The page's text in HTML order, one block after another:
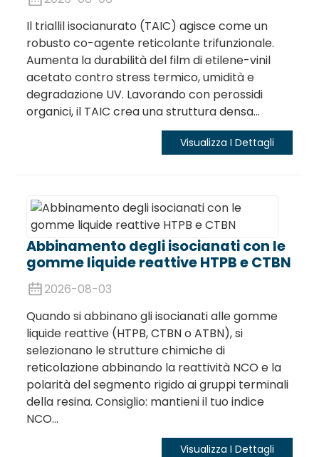
Il triallil isocianurato (TAIC) agisce come un
robusto co-agente reticolante trifunzionale.
Aumenta la durabilità del film di etilene-vinil
acetato contro stress termico, umidità e
degradazione UV. Lavorando con perossidi
organici, il TAIC crea una struttura densa...
Visualizza I Dettagli
Abbinamento degli isocianati con le
gomme liquide reattive HTPB e CTBN
2026-08-03
Quando si abbinano gli isocianati alle gomme
liquide reattive (HTPB, CTBN o ATBN), si
selezionano le strutture chimiche di
reticolazione abbinando la reattività NCO e la
polarità del segmento rigido ai gruppi terminali
della resina. Consiglio: mantieni il tuo indice
NCO...
Visualizza I Dettagli